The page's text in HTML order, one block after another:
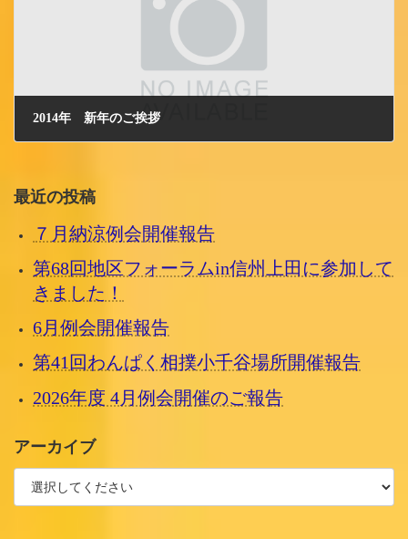
2014年 新年のご挨拶
最近の投稿
７月納涼例会開催報告
第68回地区フォーラムin信州上田に参加して
きました！
6月例会開催報告
第41回わんぱく相撲小千谷場所開催報告
2026年度 4月例会開催のご報告
アーカイブ